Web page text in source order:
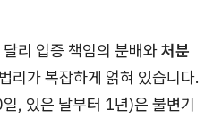
리 입증 책임의 분배와처분
리가 복잡하게 얽혀 있습니다.
, 있은 날부터 1년)은 불변기